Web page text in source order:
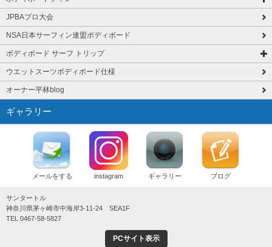
JPBAプロ大会
NSA日本サーフィン連盟ボディボード
ボディボード サーフ トリップ
ウエットスーツボディボード仕様
オーナー平林blog
ギャラリー
メールをする instagram ギャラリー ブログ
サンタートル
神奈川県茅ヶ崎市中海岸3-11-24 SEA1F
TEL 0467-58-5827
PCサイト表示